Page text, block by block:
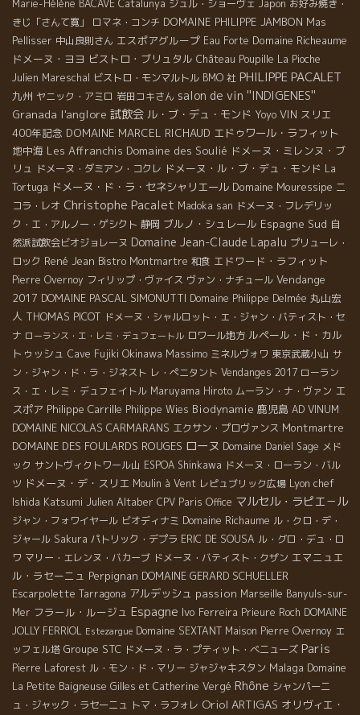
Marie-Hélène BACAVE Catalunya ジュル・ショーヴェ Japon お好み焼き・
きじ「さんて寛」
ロマネ・コンチ DOMAINE PHILIPPE JAMBON Mas
Pellisser 中山良則さん エスポアグループ Eau Forte Domaine Richeaume
ドメーヌ・ヨヨ ビストロ・ブリュタル Château Poupille La Pioche
Julien Mareschal ビストロ・モンマルトル BMO 社 PHILIPPE PACALET
九州 ヤニック・アミロ 岩田コキさん salon de vin ''INDIGENES''
Granada l'anglore 試飲会 ル・ブ・デュ・モンド Yoyo VIN スリエ
400年記念 DOMAINE MARCEL RICHAUD エドゥワール・ラフィット
地中海 Les Affranchis Domaine des Soulié ドメーヌ・ミレンヌ・ブ
リュ ドメーヌ・ダミアン・コクレ ドメーヌ・ル・ブ・デュ・モンド La
Tortuga ドメーヌ・ド・ラ・セネシャリエール Domaine Mouressipe ニ
コラ・レオ Christophe Pacalet Madoka san ドメーヌ・フレデリッ
ク・エ・アルノー・ゲシクト 静岡 ブルノ・シュレール Espagne Sud 自
然派試飲会ビオジョレーヌ Domaine Jean-Claude Lapalu プリューレ・
ロック René Jean Bistro Montmartre 和食 エドワード・ラフィット
Pierre Overnoy フィリップ・ヴァイス ヴァン・ナチュール Vendange
2017 DOMAINE PASCAL SIMONUTTI Domaine Philippe Delmée 丸山宏
人 THOMAS PICOT ドメーヌ・シャルロット・エ・ジャン・バティスト・セ
ナ ローランス・エ・レミ・デュフェートル ロワール地方 ルペール・ド・カル
トゥッシュ Cave Fujiki Okinawa Massimo ミネルヴォワ 東京武蔵小山 サ
ン・ジャン・ド・ラ・ジネスト レ・ぺニタント Vendanges 2017 ローラン
ス・エ・レミ・デュフェイトル Maruyama Hiroto ムーラン・ナ・ヴァン エ
スポア Philippe Carrille Philippe Wies Biodynamie 鹿児島 AD VINUM
DOMAINE NICOLAS CARMARANS エクサン・プロヴァンス Montmartre
DOMAINE DES FOULARDS ROUGES ローヌ Domaine Daniel Sage メド
ック サントヴィクトワール山 ESPOA Shinkawa ドメーヌ・ローラン・バル
ツ ドメーヌ・デ・スリエ Moulin à Vent レピュブリック広場 Lyon chef
Ishida Katsumi Julien Altaber CPV Paris Office マルセル・ラピエ－ル
ジャン・フォワイヤール ビオディナミ Domaine Richaume ル・クロ・デ・
ジャール Sakura パトリック・デプラ ERIC DE SOUSA ル・グロ・デュ・ロ
ワ マリー・エレンヌ・バカーブ ドメーヌ・バティスト・クザン エマニュエ
ル・ラセーニュ Perpignan DOMAINE GERARD SCHUELLER
Escarpolette Tarragona アルデッシュ passion Marseille Banyuls-sur-
Mer フラール・ルージュ Espagne Ivo Ferreira Prieure Roch DOMAINE
JOLLY FERRIOL Estezargue Domaine SEXTANT Maison Pierre Overnoy エ
ッフェル塔 Groupe STC ドメーヌ・ラ・プティット・べニューズ Paris
Pierre Laforest ル・モン・ド・マリー ジャジャキスタン Malaga Domaine
La Petite Baigneuse Gilles et Catherine Vergé Rhône シャンパーニ
ュ・ジャック・ラセーニュ トマ・ラフォレ Oriol ARTIGAS オリヴィエ・